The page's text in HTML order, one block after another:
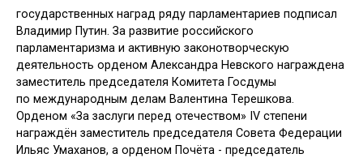
государственных наград ряду парламентариев подписал
Владимир Путин. За развитие российского
парламентаризма и активную законотворческую
деятельность орденом Александра Невского награждена
заместитель председателя Комитета Госдумы
по международным делам Валентина Терешкова.
Орденом «За заслуги перед отечеством» IV степени
награждён заместитель председателя Совета Федерации
Ильяс Умаханов, а орденом Почёта - председатель